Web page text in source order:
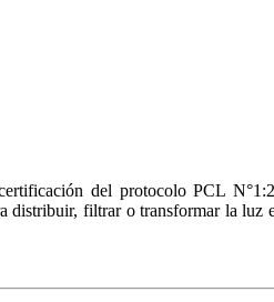
del protocolo PCL
filtrar o transformar la luz